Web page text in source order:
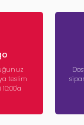
teslim